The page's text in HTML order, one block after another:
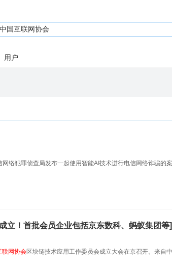
用户
络犯罪侦查局发布一起使用智能AI技术进行电信网络诈骗的
立！首批会员企业包括京东数科、蚂蚁集团等]
联网协会区块链技术应用工作委员会成立大会在京召开。来自